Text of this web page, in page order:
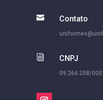
 Contato
i CNPJ
09.264.258/